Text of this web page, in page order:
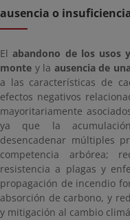
ausencia o
Elabandono de los usos
monte y la ausencia de
a las características de
efectos negativos
mayoritariamente
ya que la
desencadenar múltiples
competencia arbórea;
resistencia a plagas y
propagación de incendio
absorción de carbono, y
y mitigación al cambio